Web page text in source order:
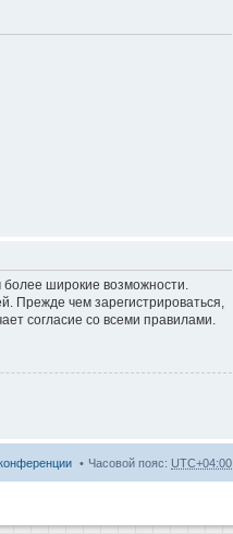
более широкие возможности.
Прежде чем зарегистрироваться,
согласие со всеми правилами.
Часовой пояс: UTC+04:00